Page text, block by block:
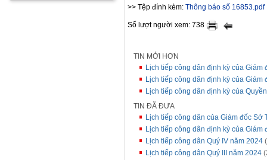
>> Tệp đính kèm: Thông báo số 16853.pdf
Số lượt người xem: 738
TIN MỚI HƠN
Lịch tiếp công dân định kỳ của Giám
Lịch tiếp công dân định kỳ của Giám
Lịch tiếp công dân định kỳ của
TIN ĐÃ ĐƯA
Lịch tiếp công dân của Giám đốc Sở
Lịch tiếp công dân định kỳ của Giám
Lịch tiếp công dân Quý IV năm 2024
Lịch tiếp công dân Quý III năm 2024